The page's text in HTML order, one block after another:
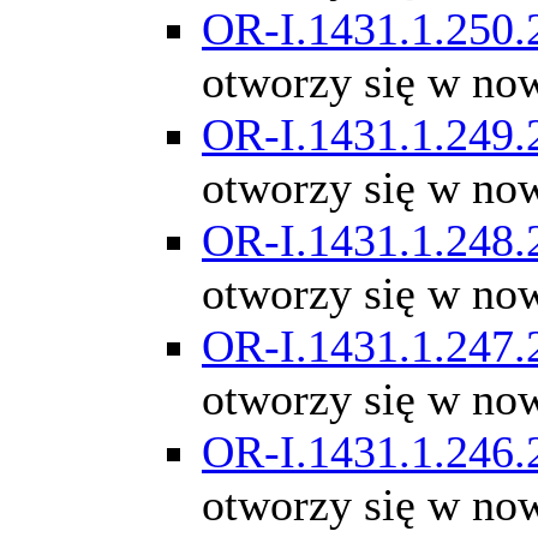
OR-
otworzy się w
OR-
otworzy się w
OR-
otworzy się w
OR-
otworzy się w
OR-
otworzy się w